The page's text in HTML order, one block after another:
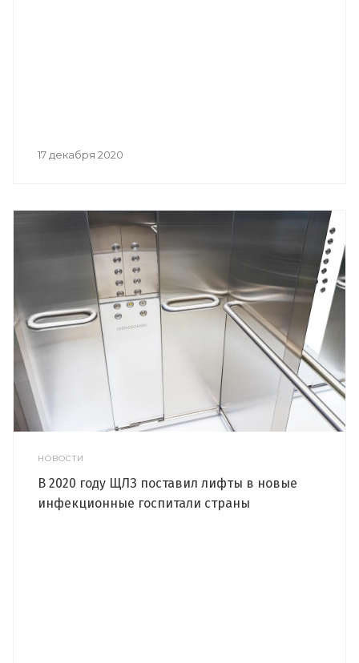
17 декабря 2020
НОВОСТИ
В 2020 году ЩЛЗ поставил лифты в новые
инфекционные госпитали страны